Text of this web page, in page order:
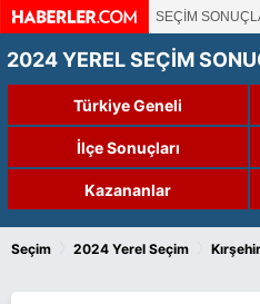
SEÇİM
2024 YEREL SEÇİM
Türkiye Geneli
İlçe Sonuçları
Kazananlar
Seçim 2024 Yerel Seçim